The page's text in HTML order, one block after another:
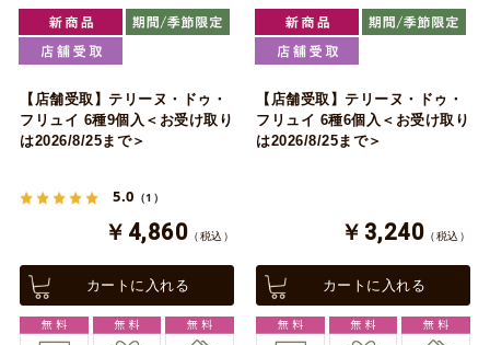
【店舗受取】テリーヌ・ドゥ・
フリュイ 6種9個入＜お受け取り
は2026/8/25まで＞
5.0 （1）
￥4,860 （税込）
カートに入れる
【店舗受取】テリーヌ・ドゥ・
フリュイ 6種6個入＜お受け取り
は2026/8/25まで＞
￥3,240 （税込）
カートに入れる